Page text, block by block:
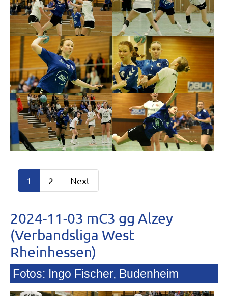
1 2 Next
2024-11-03 mC3 gg Alzey
(Verbandsliga West
Rheinhessen)
Fotos: Ingo Fischer, Budenheim